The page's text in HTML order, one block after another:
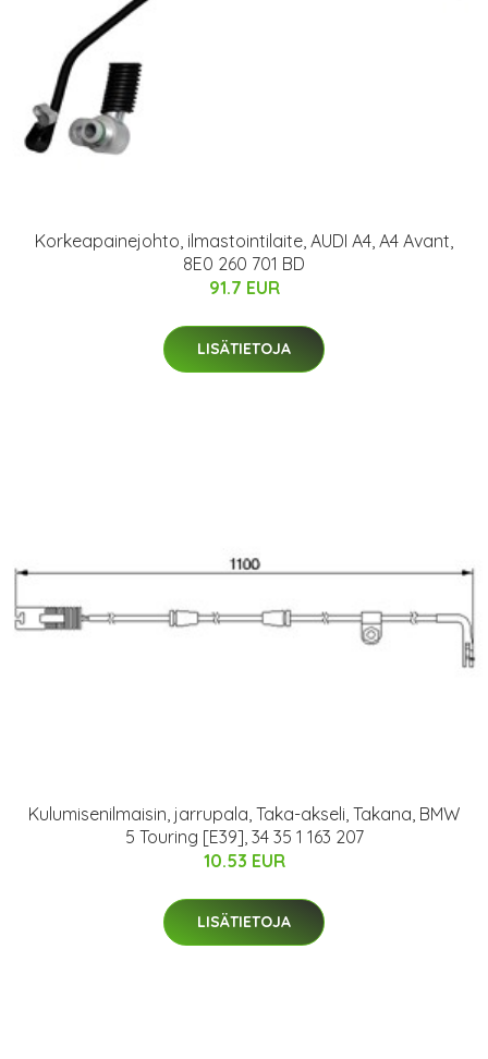
Korkeapainejohto, ilmastointilaite, AUDI A4, A4 Avant,
8E0 260 701 BD
91.7 EUR
LISÄTIETOJA
Kulumisenilmaisin, jarrupala, Taka-akseli, Takana, BMW
5 Touring [E39], 34 35 1 163 207
10.53 EUR
LISÄTIETOJA